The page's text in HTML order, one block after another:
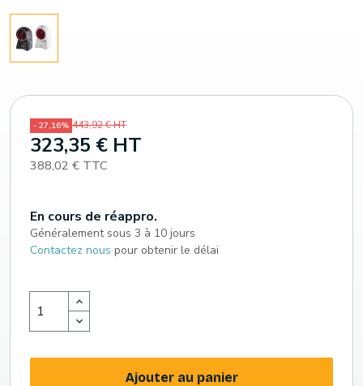
- 27,16% 443,92 € HT
323,35 € HT
388,02 € TTC
En cours de réappro.
Généralement sous 3 à 10 jours
Contactez nous pour obtenir le délai
Ajouter au panier